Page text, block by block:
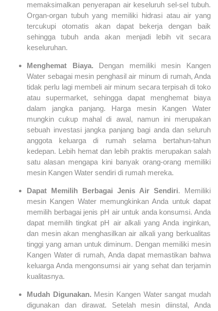
memaksimalkan penyerapan air keseluruh sel-sel tubuh.
Organ-organ tubuh yang memiliki hidrasi atau air yang
tercukupi otomatis akan dapat bekerja dengan baik
sehingga tubuh anda akan menjadi lebih vit secara
keseluruhan.
Menghemat Biaya. Dengan memiliki mesin Kangen
Water sebagai mesin penghasil air minum di rumah, Anda
tidak perlu lagi membeli air minum secara terpisah di toko
atau supermarket, sehingga dapat menghemat biaya
dalam jangka panjang. Harga mesin Kangen Water
mungkin cukup mahal di awal, namun ini merupakan
sebuah investasi jangka panjang bagi anda dan seluruh
anggota keluarga di rumah selama bertahun-tahun
kedepan. Lebih hemat dan lebih praktis merupakan salah
satu alasan mengapa kini banyak orang-orang memiliki
mesin Kangen Water sendiri di rumah mereka.
Dapat Memilih Berbagai Jenis Air Sendiri. Memiliki
mesin Kangen Water memungkinkan Anda untuk dapat
memilih berbagai jenis pH air untuk anda konsumsi. Anda
dapat memilih tingkat pH air alkali yang Anda inginkan,
dan mesin akan menghasilkan air alkali yang berkualitas
tinggi yang aman untuk diminum. Dengan memiliki mesin
Kangen Water di rumah, Anda dapat memastikan bahwa
keluarga Anda mengonsumsi air yang sehat dan terjamin
kualitasnya.
Mudah Digunakan. Mesin Kangen Water sangat mudah
digunakan dan dirawat. Setelah mesin diinstal, Anda